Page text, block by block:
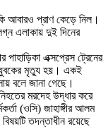
আবারও প্রাণ কেড়ে নিল।
এলাকায় দুই দিনের
এক্সপ্রেস ট্রেনের
যুবকের মৃত্যু হয়। একই
বলে জানা গেছে।
মরদেহ উদ্ধার করে
(ওসি) জাহাঙ্গীর আলম
তদন্তাধীন রয়েছে